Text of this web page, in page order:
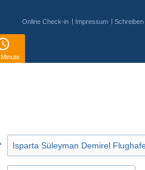
Online Check-in Impressum Schreiben